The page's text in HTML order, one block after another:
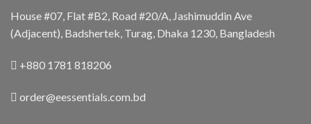
House #07, Flat #B2, Road #20/A, Jashimuddin Ave
(Adjacent), Badshertek, Turag, Dhaka 1230, Bangladesh
+880 1781 818206
order@eessentials.com.bd